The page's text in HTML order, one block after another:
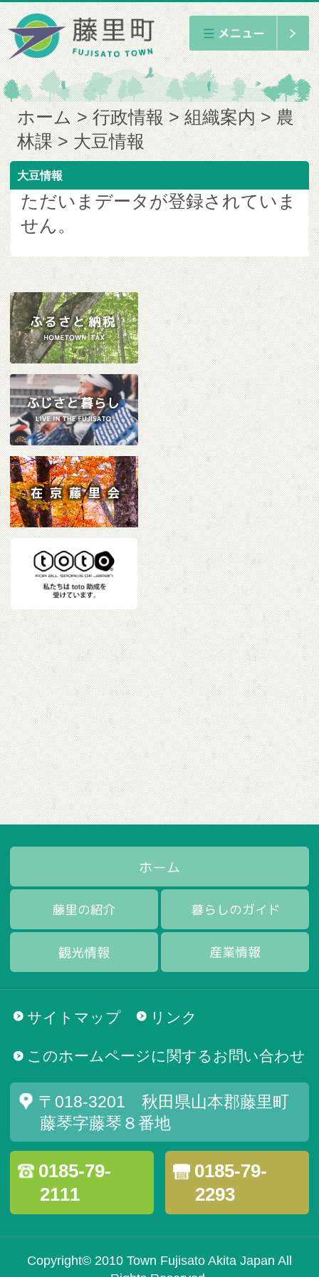
ホーム 行政情報 組織案内
農
林課
大豆情報
大豆情報
ただいまデータが登録されていま
せん。
サイトマップ リンク
このホームページに関するお問い合わせ
〒018-3201 秋田県山本郡藤里町
藤琴字藤琴８番地
0185-79-
2111
0185-79-
2293
Copyright© 2010 Town Fujisato Akita Japan All